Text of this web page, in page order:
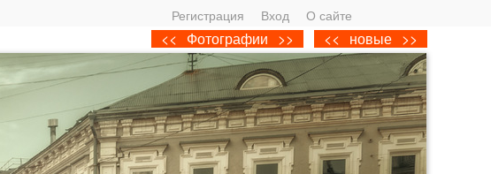
Регистрация Вход О сайте
<< новые >>
<< Фотографии >>